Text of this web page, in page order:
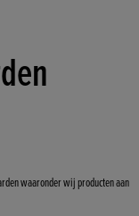
waaronder wij producten aan